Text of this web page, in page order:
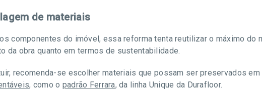
de materiais
componentes do imóvel, essa reforma tenta reutilizar o máximo do
da obra quanto em termos de sustentabilidade.
recomenda-se escolher materiais que possam ser preservados
, como o padrão Ferrara, da linha Unique da Durafloor.